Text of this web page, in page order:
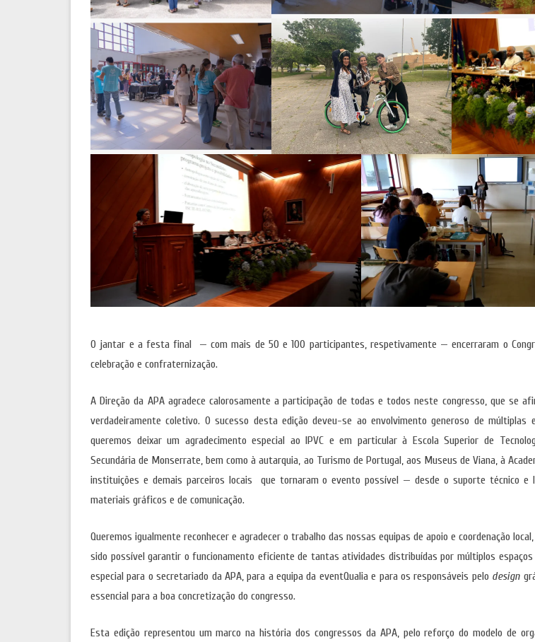
O jantar e a festa final — com mais de 50 e 100 participantes, respetivamente — encerraram o
celebração e confraternização.
A Direção da APA agradece calorosamente a participação de todas e todos neste congresso, que se
verdadeiramente coletivo. O sucesso desta edição deveu-se ao envolvimento generoso de múltiplas
queremos deixar um agradecimento especial ao IPVC e em particular à Escola Superior de
Secundária de Monserrate, bem como à autarquia, ao Turismo de Portugal, aos Museus de Viana, à
instituições e demais parceiros locais que tornaram o evento possível — desde o suporte técnico e
materiais gráficos e de comunicação.
Queremos igualmente reconhecer e agradecer o trabalho das nossas equipas de apoio e coordenação
sido possível garantir o funcionamento eficiente de tantas atividades distribuídas por múltiplos espaços
especial para o secretariado da APA, para a equipa da eventQualia e para os responsáveis pelo design
essencial para a boa concretização do congresso.
Esta edição representou um marco na história dos congressos da APA, pelo reforço do modelo de